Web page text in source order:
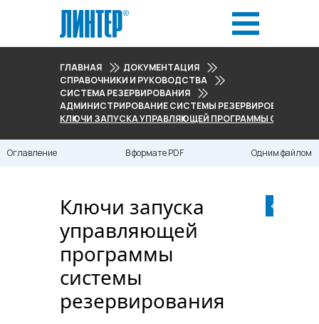
ГЛАВНАЯ
ДОКУМЕНТАЦИЯ
СПРАВОЧНИКИ И РУКОВОДСТВА
СИСТЕМА РЕЗЕРВИРОВАНИЯ
АДМИНИСТРИРОВАНИЕ СИСТЕМЫ РЕЗЕРВИРОВАНИЯ
КЛЮЧИ ЗАПУСКА УПРАВЛЯЮЩЕЙ ПРОГРАММЫ СИСТЕМЫ
Оглавление В формате PDF Одним файлом
Ключи запуска
управляющей
программы
системы
резервирования